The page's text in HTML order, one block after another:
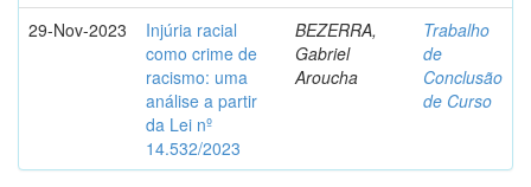
29-Nov-2023
Injúria racial
como crime de
racismo: uma
análise a partir
da Lei nº
14.532/2023
BEZERRA,
Gabriel
Aroucha
Trabalho
de
Conclusão
de Curso